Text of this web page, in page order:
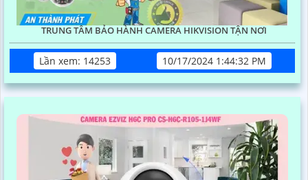
TRUNG TÂM BẢO HÀNH CAMERA HIKVISION TẬN NƠI
Lần xem: 14253 10/17/2024 1:44:32 PM